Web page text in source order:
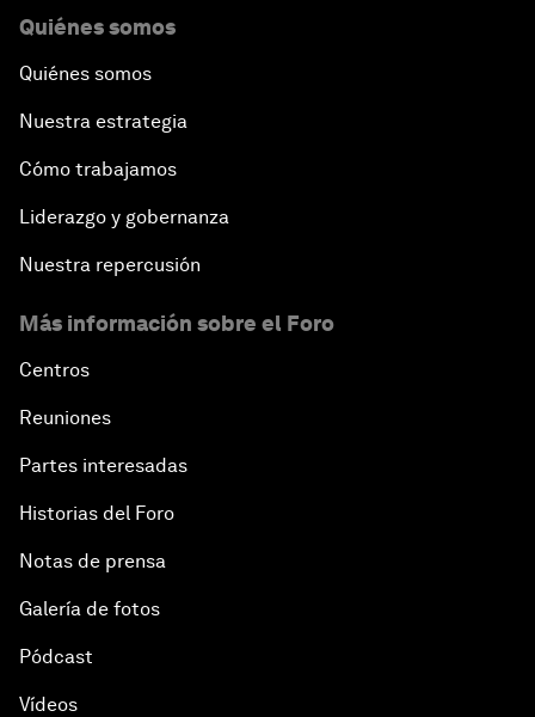
Quiénes somos
Quiénes somos
Nuestra estrategia
Cómo trabajamos
Liderazgo y gobernanza
Nuestra repercusión
Más información sobre el Foro
Centros
Reuniones
Partes interesadas
Historias del Foro
Notas de prensa
Galería de fotos
Pódcast
Vídeos